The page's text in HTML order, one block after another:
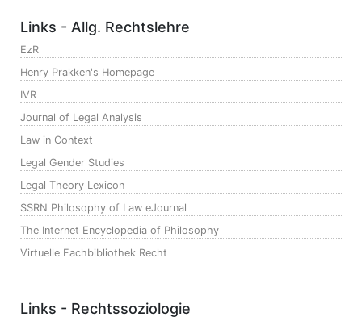
Links - Allg. Rechtslehre
EzR
Henry Prakken's Homepage
IVR
Journal of Legal Analysis
Law in Context
Legal Gender Studies
Legal Theory Lexicon
SSRN Philosophy of Law eJournal
The Internet Encyclopedia of Philosophy
Virtuelle Fachbibliothek Recht
Links - Rechtssoziologie